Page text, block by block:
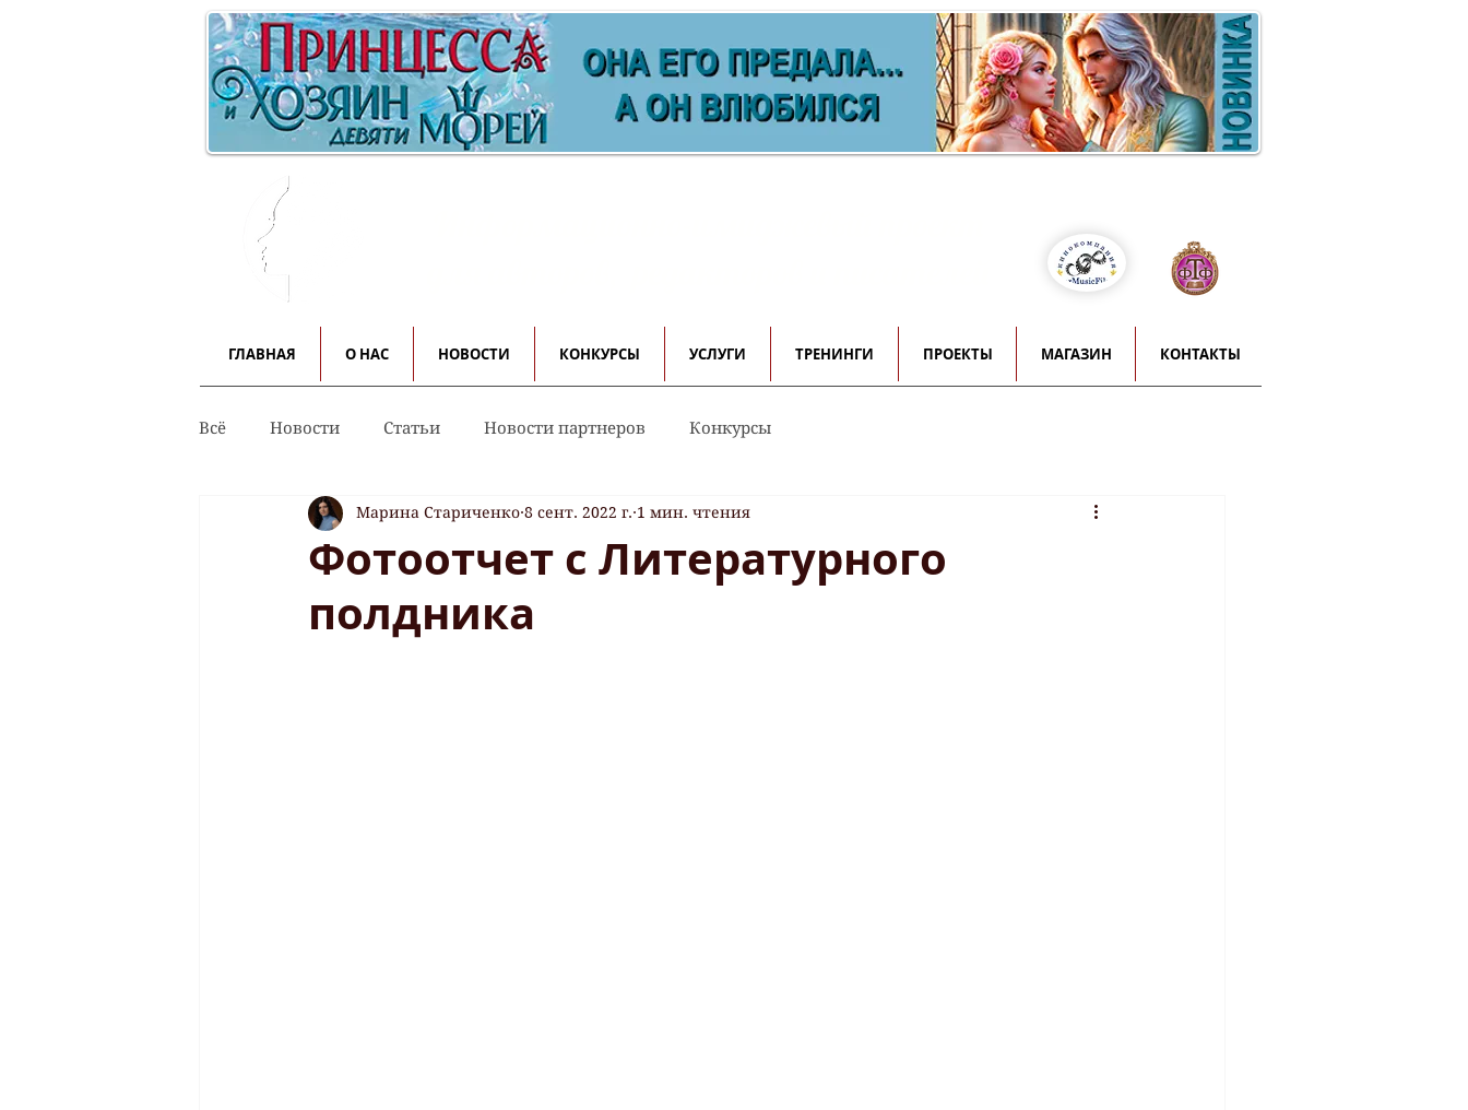
ГЛАВНАЯ О НАС НОВОСТИ КОНКУРСЫ УСЛУГИ ТРЕНИНГИ ПРОЕКТЫ МАГАЗИН КОНТАКТЫ
Всё Новости Статьи Новости партнеров Конкурсы
Фотоотчет с Литературного
полдника
Марина Стариченко 8 сент. 2022 г. 1 мин. чтения